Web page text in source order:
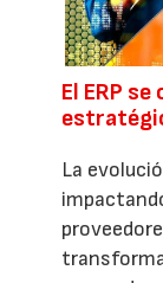
El ERP
La